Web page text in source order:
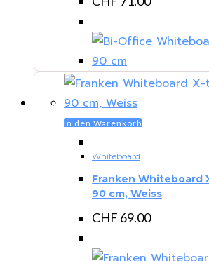
In den Warenkorb
Whiteboard
Franken Whiteboard
90 cm, Weiss
CHF 69.00